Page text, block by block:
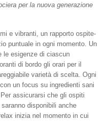
per la nuova generazione
e vibranti, un rapporto ospite-
puntuale in ogni momento. Un
le esigenze di ciascun
di bordo gli orari per il
varietà di scelta. Ogni
un focus su ingredienti sani
assicurarsi che gli ospiti
disponibili anche
inizia nel momento in cui